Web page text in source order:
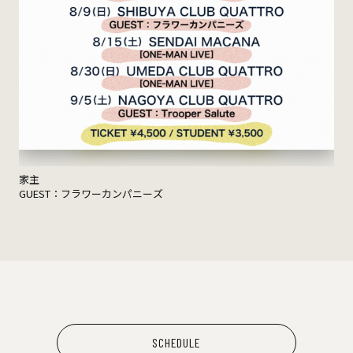
家主
GUEST：フラワーカンパニーズ
SCHEDULE